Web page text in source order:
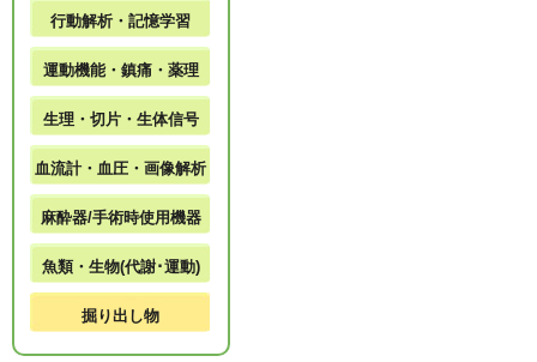
行動解析・記憶学習
運動機能・鎮痛・薬理
生理・切片・生体信号
血流計・血圧・画像解析
麻酔器/手術時使用機器
魚類・生物(代謝･運動)
掘り出し物